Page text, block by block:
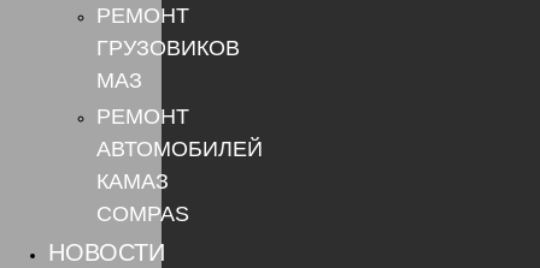
РЕМОНТ
ГРУЗОВИКОВ
МАЗ
РЕМОНТ
АВТОМОБИЛЕЙ
КАМАЗ
COMPAS
НОВОСТИ